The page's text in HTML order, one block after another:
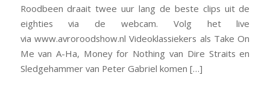
Roodbeen draait twee uur lang de beste clips uit de
eighties via de webcam. Volg het live
via www.avroroodshow.nl Videoklassiekers als Take On
Me van A-Ha, Money for Nothing van Dire Straits en
Sledgehammer van Peter Gabriel komen […]